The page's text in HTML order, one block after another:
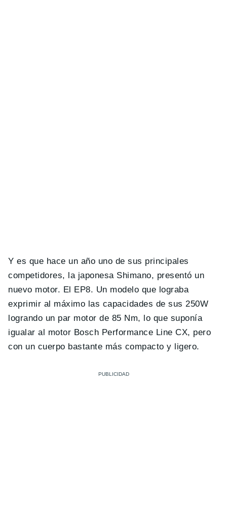
Y es que hace un año uno de sus principales
competidores, la japonesa Shimano, presentó un
nuevo motor. El EP8. Un modelo que lograba
exprimir al máximo las capacidades de sus 250W
logrando un par motor de 85 Nm, lo que suponía
igualar al motor Bosch Performance Line CX, pero
con un cuerpo bastante más compacto y ligero.